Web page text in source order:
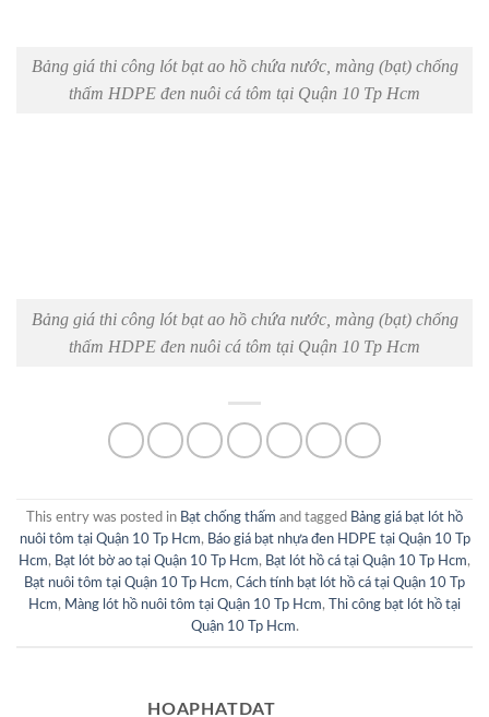
Bảng giá thi công lót bạt ao hồ chứa nước, màng (bạt) chống
thấm HDPE đen nuôi cá tôm tại Quận 10 Tp Hcm
Bảng giá thi công lót bạt ao hồ chứa nước, màng (bạt) chống
thấm HDPE đen nuôi cá tôm tại Quận 10 Tp Hcm
This entry was posted in Bạt chống thấm and tagged Bảng giá bạt lót hồ
nuôi tôm tại Quận 10 Tp Hcm, Báo giá bạt nhựa đen HDPE tại Quận 10 Tp
Hcm, Bạt lót bờ ao tại Quận 10 Tp Hcm, Bạt lót hồ cá tại Quận 10 Tp Hcm,
Bạt nuôi tôm tại Quận 10 Tp Hcm, Cách tính bạt lót hồ cá tại Quận 10 Tp
Hcm, Màng lót hồ nuôi tôm tại Quận 10 Tp Hcm,
Thi công bạt lót hồ tại
Quận 10 Tp Hcm.
HOAPHATDAT